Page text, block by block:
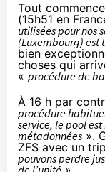
Tout
(15h51 en
utilisées pour nos
(Luxembourg) est
bien
choses qui
« procédure de
À 16 h par
procédure
service, le pool
métadonnées ».
ZFS avec un
pouvons perdre